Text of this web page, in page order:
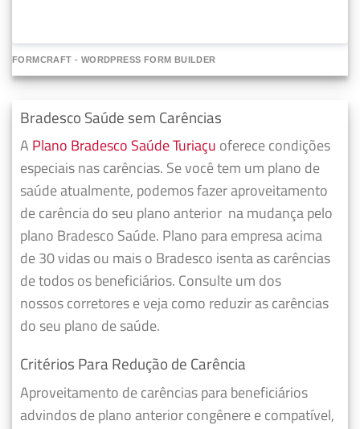
FORMCRAFT - WORDPRESS FORM BUILDER
Bradesco Saúde sem Carências
A Plano Bradesco Saúde Turiaçu oferece condições
especiais nas carências. Se você tem um plano de
saúde atualmente, podemos fazeraproveitamento
de carência do seu plano anterior na mudança pelo
plano Bradesco Saúde. Plano para empresa acima
de 30 vidas ou mais o Bradesco isenta as carências
de todos os beneficiários. Consulte um dos
nossos corretores e veja como reduzir as carências
do seu plano de saúde.
Critérios Para Redução de Carência
Aproveitamento de carências para beneficiários
advindos de plano anterior congênere e compatível,